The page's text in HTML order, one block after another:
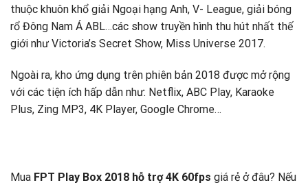
thuộc khuôn khổ giải Ngoại hạng Anh, V- League, giải bóng
rổ Đông Nam Á ABL…các show truyền hình thu hút nhất thế
giới như Victoria’s Secret Show, Miss Universe 2017.
Ngoài ra, kho ứng dụng trên phiên bản 2018 được mở rộng
với các tiện ích hấp dẫn như: Netflix, ABC Play, Karaoke
Plus, Zing MP3, 4K Player, Google Chrome…
Mua FPT Play Box 2018 hỗ trợ 4K 60fps giá rẻ ở đâu? Nếu